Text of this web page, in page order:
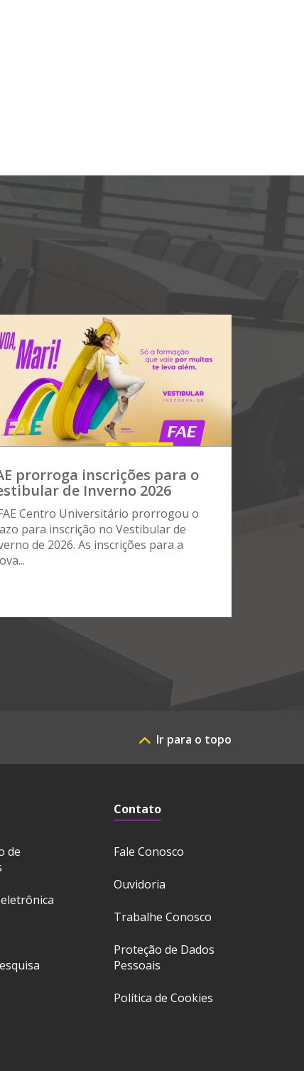
prorroga inscrições para o
de Inverno 2026
Centro Universitário prorrogou o
para inscrição no Vestibular de
de 2026. As inscrições para a
Ir para o topo
de
Contato
Fale Conosco
Ouvidoria
Trabalhe Conosco
Proteção de Dados
Pessoais
Política de Cookies